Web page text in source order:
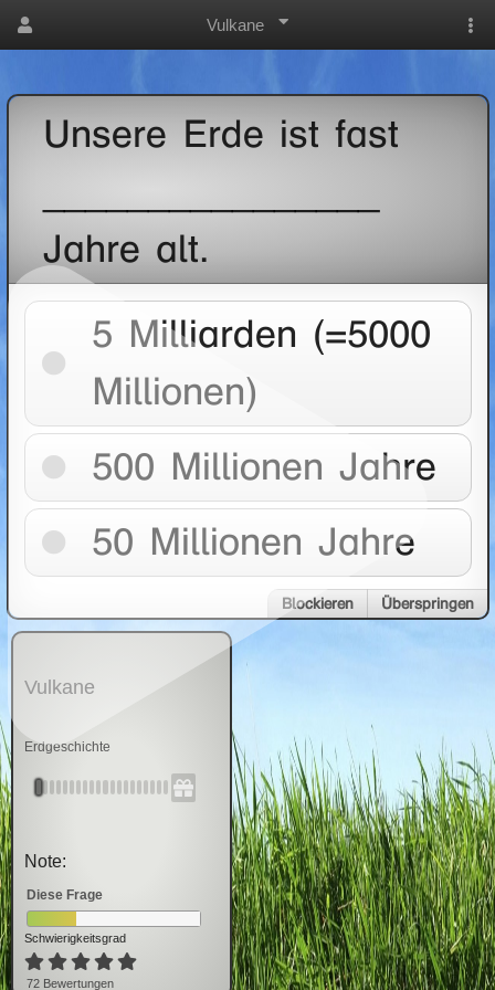
Vulkane
Unsere Erde ist fast
Jahre alt.
5 Milliarden (=5000
Millionen)
500 Millionen Jahre
50 Millionen Jahre
Blockieren Überspringen
Vulkane
Erdgeschichte
Note:
Diese Frage
Schwierigkeitsgrad
72 Bewertungen